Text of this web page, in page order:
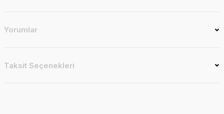
Yorumlar
Taksit Seçenekleri